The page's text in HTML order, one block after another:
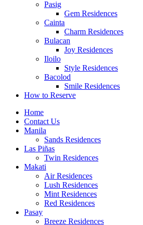
Pasig
Gem Residences
Cainta
Charm Residences
Bulacan
Joy Residences
Iloilo
Style Residences
Bacolod
Smile Residences
How to Reserve
Home
Contact Us
Manila
Sands Residences
Las Piñas
Twin Residences
Makati
Air Residences
Lush Residences
Mint Residences
Red Residences
Pasay
Breeze Residences